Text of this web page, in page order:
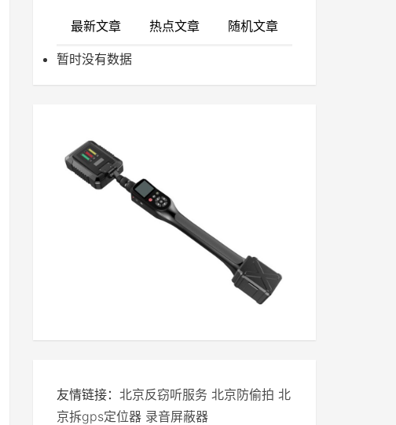
最新文章 热点文章 随机文章
暂时没有数据
友情链接： 北京反窃听服务 北京防偷拍 北
京拆gps定位器 录音屏蔽器